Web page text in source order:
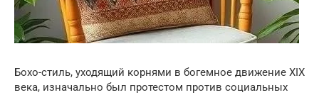
Бохо-стиль, уходящий корнями в богемное движение XIX
века, изначально был протестом против социальных